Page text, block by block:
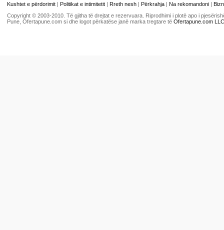
Kushtet e përdorimit | Politikat e intimitetit | Rreth nesh | Përkrahja | Na rekomandoni |
Copyright © 2003-2010. Të gjitha të drejtat e rezervuara. Riprodhimi i plotë apo i
Pune, Ofertapune.com si dhe logot përkatëse janë marka tregtare të Ofertapune.com LLC